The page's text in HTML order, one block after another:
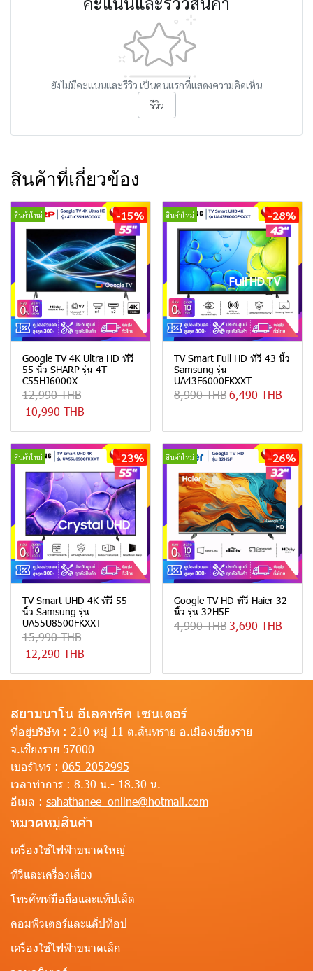
ยังไม่มีคะแนนและรีวิว เป็นคนแรกที่แสดงความคิดเห็น
รีวิว
สินค้าที่เกี่ยวข้อง
สินค้าใหม่ -15%
Google TV 4K Ultra HD ทีวี
55 นิ้ว SHARP รุ่น 4T-
C55HJ6000X
12,990 THB
10,990 THB
สินค้าใหม่ -28%
TV Smart Full HD ทีวี 43 นิ้ว
Samsung รุ่น
UA43F6000FKXXT
8,990 THB6,490 THB
สินค้าใหม่ -23%
TV Smart UHD 4K ทีวี 55
นิ้ว Samsung รุ่น
UA55U8500FKXXT
15,990 THB
12,290 THB
สินค้าใหม่ -26%
Google TV HD ทีวี Haier 32
นิ้ว รุ่น 32H5F
4,990 THB3,690 THB
สยามนาโน อีเลคทริค เซนเตอร์
ที่อยู่บริษัท : 210 หมู่ 11 ต.สันทราย อ.เมืองเชียงราย
จ.เชียงราย 57000
เบอร์โทร : 065-2052995
เวลาทำการ : 8.30 น.- 18.30 น.
อีเมล : sahathanee_online@hotmail.com
หมวดหมู่สินค้า
เครื่องใช้ไฟฟ้าขนาดใหญ่
ทีวีและเครื่องเสียง
โทรศัพท์มือถือและแท็ปเล็ต
คอมพิวเตอร์และแล็ปท็อป
เครื่องใช้ไฟฟ้าขนาดเล็ก